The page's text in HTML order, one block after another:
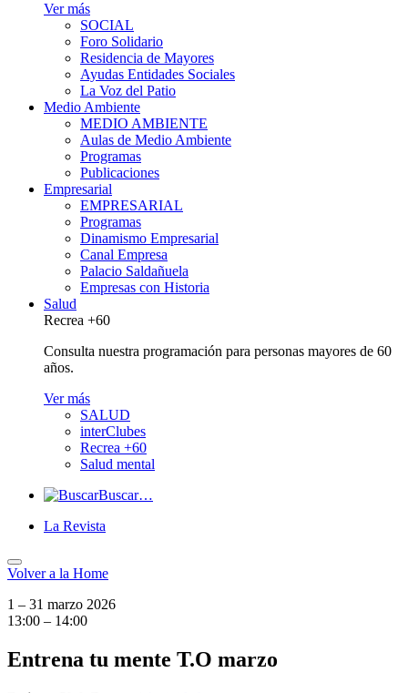
Ver más
SOCIAL
Foro Solidario
Residencia de Mayores
Ayudas Entidades Sociales
La Voz del Patio
Medio Ambiente
MEDIO AMBIENTE
Aulas de Medio Ambiente
Programas
Publicaciones
Empresarial
EMPRESARIAL
Programas
Dinamismo Empresarial
Canal Empresa
Palacio Saldañuela
Empresas con Historia
Salud
Recrea +60
Consulta nuestra programación para personas mayores de 60
años.
Ver más
SALUD
interClubes
Recrea +60
Salud mental
Buscar…
La Revista
Volver a la Home
1 – 31 marzo 2026
13:00 – 14:00
Entrena tu mente T.O marzo